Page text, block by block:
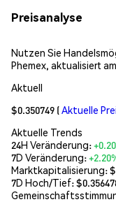
Preisanalyse
Nutzen Sie
Phemex, aktualisiert
Aktuell
$0.350749 (Aktuelle
Aktuelle Trends
24H Veränderung:
7D Veränderung:
Marktkapitalisierung:
7D Hoch/Tief: $